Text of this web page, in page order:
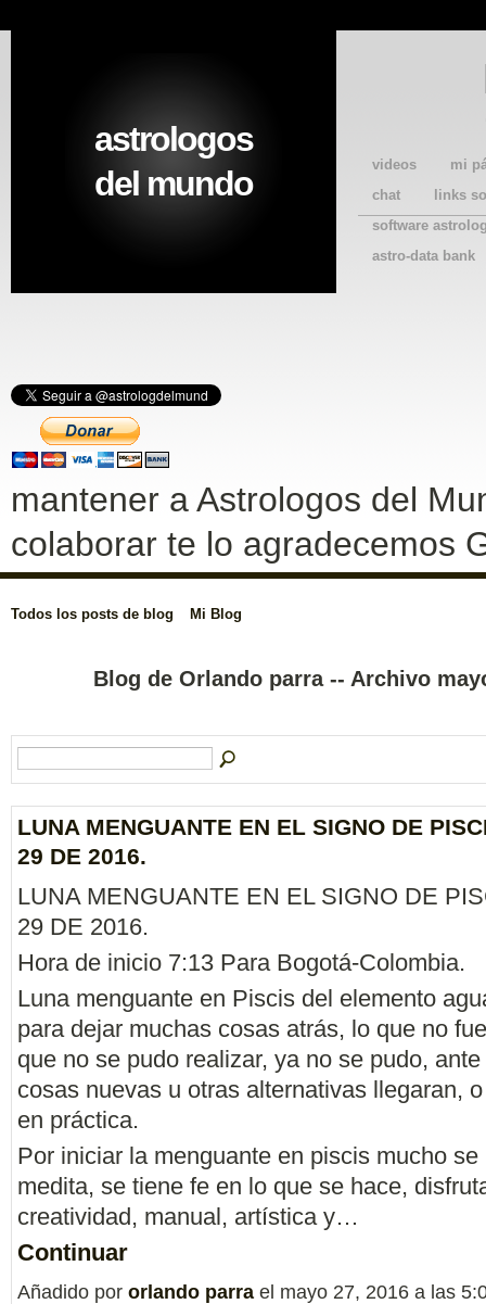
videos
mi
chat
links
software
astro-data bank
astrologos
del mundo
mantener a Astrologos del
colaborar te lo agradecemos
Todos los posts de blog Mi Blog
Blog de Orlando parra -- Archivo
LUNA MENGUANTE EN EL SIGNO DE
29 DE 2016.
LUNA MENGUANTE EN EL SIGNO DE
29 DE 2016.
Hora de inicio 7:13 Para Bogotá-Colombia.
Luna menguante en Piscis del elemento
para dejar muchas cosas atrás, lo que no
que no se pudo realizar, ya no se pudo,
cosas nuevas u otras alternativas llegaran,
en práctica.
Por iniciar la menguante en piscis mucho se
medita, se tiene fe en lo que se hace,
creatividad, manual, artística y…
Continuar
Añadido por orlando parra el mayo 27, 2016 a las